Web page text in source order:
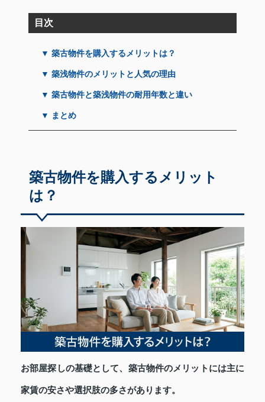
目次
▼ 築古物件を購入するメリットは？
▼ 築浅物件のメリットと人気の理由
▼ 築古物件と築浅物件の耐用年数と違い
▼ まとめ
築古物件を購入するメリット
は？
お部屋探しの基礎として、築古物件のメリットには主に
家賃の安さや選択肢の多さがあります。